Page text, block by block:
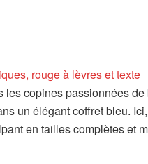
les copines passionnées
un élégant coffret bleu.
en tailles complètes et